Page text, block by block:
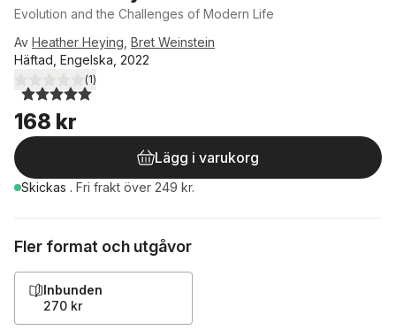
Evolution and the Challenges of Modern Life
Av Heather Heying Bret Weinstein
Häftad, Engelska, 2022
5,0utav 5 stjärnor. Totalt antal röster:
(1)
168 kr
Lägg i varukorg
Skickas . Fri frakt över 249 kr.
Fler format och utgåvor
Inbunden
270 kr